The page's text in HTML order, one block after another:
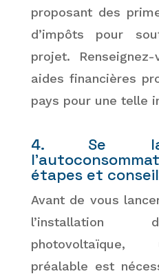
proposant des
d’impôts pour
projet.
aides financières
pays pour une telle
4. Se
étapes et
Avant de vous
l’installation
préalable est